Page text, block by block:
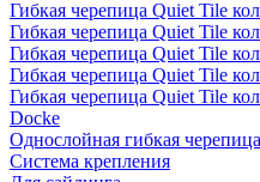
Гибкая черепица Quiet Tile
Гибкая черепица Quiet Tile
Гибкая черепица Quiet Tile
Гибкая черепица Quiet Tile
Гибкая черепица Quiet Tile
Docke
Однослойная гибкая черепица
Система крепления